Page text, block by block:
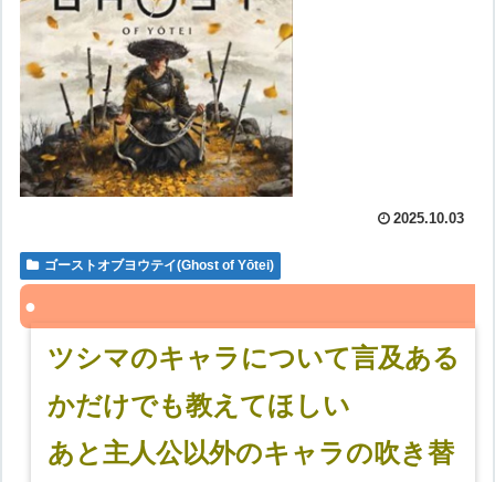
2025.10.03
ゴーストオブヨウテイ(Ghost of Yōtei)
ツシマのキャラについて言及ある
かだけでも教えてほしい
あと主人公以外のキャラの吹き替